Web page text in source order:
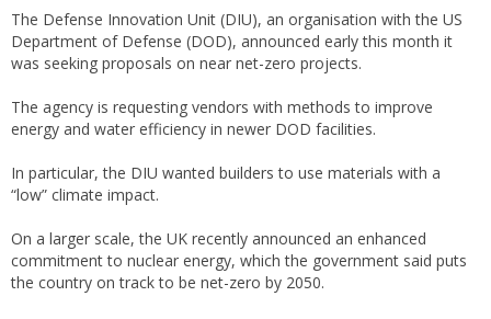
The Defense Innovation Unit (DIU), an organisation with the US
Department of Defense (DOD), announced early this month it
was seeking proposals on near net-zero projects.
The agency is requesting vendors with methods to improve
energy and water efficiency in newer DOD facilities.
In particular, the DIU wanted builders to use materials with a
“low” climate impact.
On a larger scale, the UK recently announced an enhanced
commitment to nuclear energy, which the government said puts
the country on track to be net-zero by 2050.